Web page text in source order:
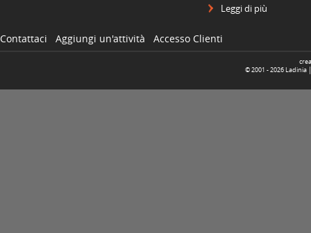
Leggi di più
Contattaci Aggiungi un'attività Accesso Clienti
© 2001 -2026 Ladinia